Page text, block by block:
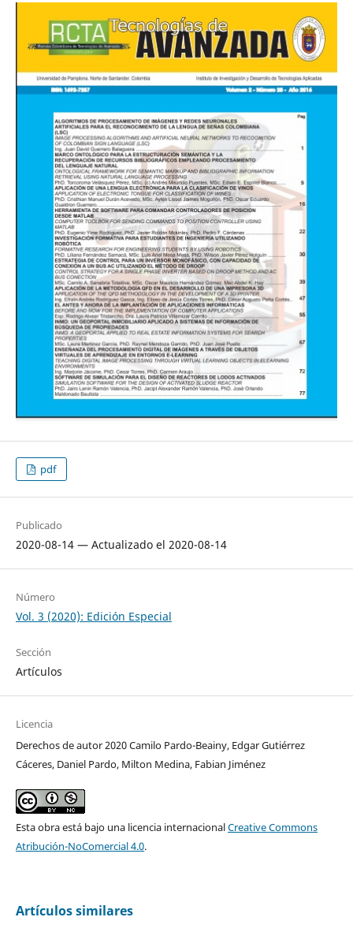
pdf
Publicado
2020-08-14 — Actualizado el 2020-08-14
Número
Vol. 3 (2020): Edición Especial
Sección
Artículos
Licencia
Derechos de autor 2020 Camilo Pardo-Beainy, Edgar Gutiérrez
Cáceres, Daniel Pardo, Milton Medina, Fabian Jiménez
Esta obra está bajo una licencia internacionalCreative Commons
Atribución-NoComercial 4.0.
Artículos similares